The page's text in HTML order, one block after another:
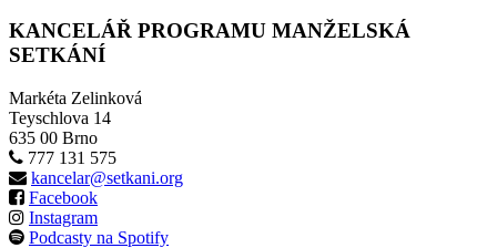
KANCELÁŘ PROGRAMU MANŽELSKÁ
SETKÁNÍ
Markéta Zelinková
Teyschlova 14
635 00 Brno
777 131 575
kancelar@setkani.org
Facebook
Instagram
Podcasty na Spotify